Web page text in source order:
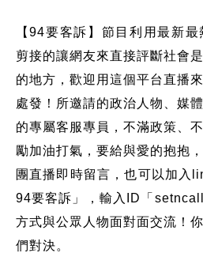
【94要客訴】節目利用最新
剪接的讓網友來直接評斷社會
的地方，歡迎用這個平台直播
處發！所邀請的政治人物、媒
的專屬客服專員，不滿政策、
勵加油打氣，要給與愛的抱抱
團直播即時留言，也可以加入
94要客訴」，輸入ID「
方式與公眾人物面對面交流！
們對決。